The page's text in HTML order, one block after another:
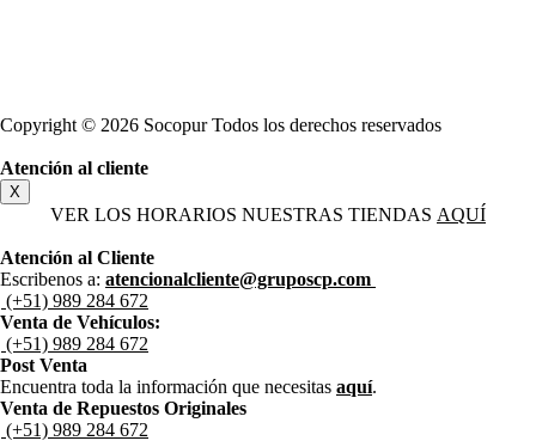
Copyright © 2026 Socopur Todos los derechos reservados
Atención al cliente
X
VER LOS HORARIOS NUESTRAS TIENDAS AQUÍ
Atención al Cliente
Escribenos a: atencionalcliente@gruposcp.com
(+51) 989 284 672
Venta de Vehículos:
(+51) 989 284 672
Post Venta
Encuentra toda la información que necesitas aquí.
Venta de Repuestos Originales
(+51) 989 284 672